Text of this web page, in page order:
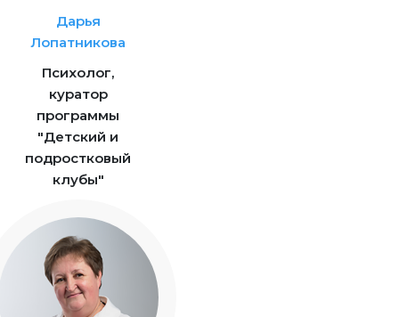
Дарья
Лопатникова
Психолог,
куратор
программы
"Детский и
подростковый
клубы"